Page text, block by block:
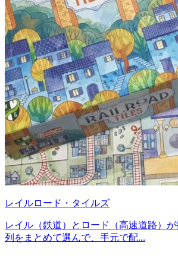
レイルロード・タイルズ
レイル（鉄道）とロード（高速道路）
列をまとめて選んで、手元で配...